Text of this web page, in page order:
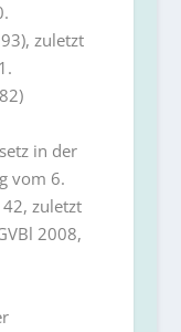
zuletzt
in der
vom 6.
zuletzt
2008,